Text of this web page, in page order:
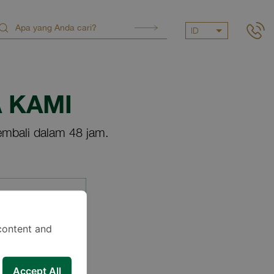
ID
KAMI
dalam 48 jam.
and
Accept All